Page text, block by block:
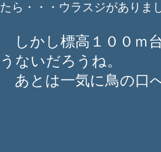
たら・・・ウラスジがありま
しかし標高１００ｍ
うないだろうね。
あとは一気に鳥の口